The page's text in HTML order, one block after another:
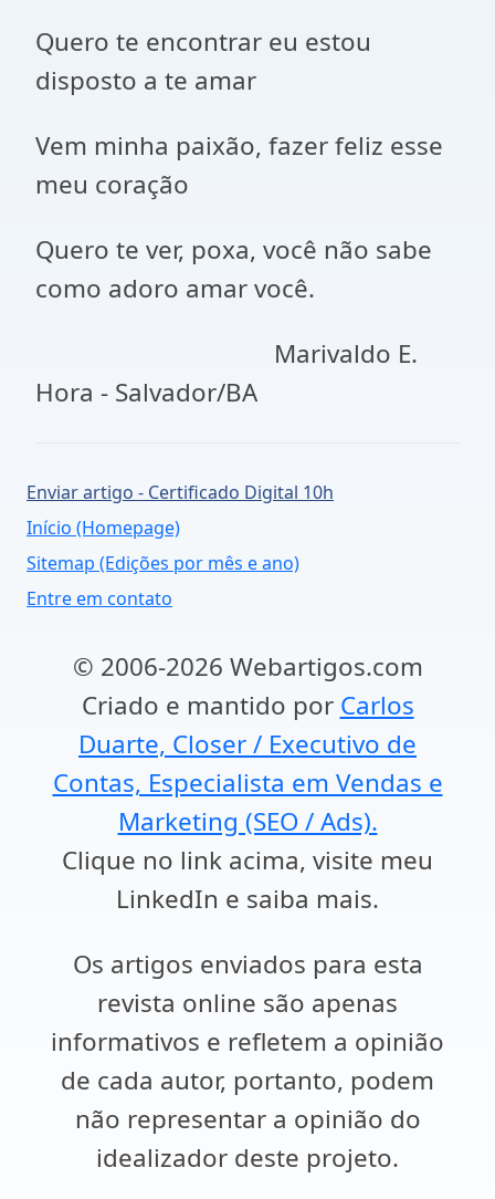
Quero te encontrar eu estou
disposto a te amar
Vem minha paixão, fazer feliz esse
meu coração
Quero te ver, poxa, você não sabe
como adoro amar você.
Marivaldo E.
Hora - Salvador/BA
Enviar artigo - Certificado Digital 10h
Início (Homepage)
Sitemap (Edições por mês e ano)
Entre em contato
© 2006-2026 Webartigos.com
Criado e mantido por Carlos
Duarte, Closer / Executivo de
Contas, Especialista em Vendas e
Marketing (SEO / Ads).
Clique no link acima, visite meu
LinkedIn e saiba mais.
Os artigos enviados para esta
revista online são apenas
informativos e refletem a opinião
de cada autor, portanto, podem
não representar a opinião do
idealizador deste projeto.